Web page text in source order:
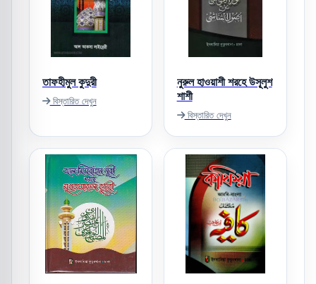
তাফহীমুল কুদুরী
বিস্তারিত দেখুন
নুরুল হাওয়াশী শরহে উসূ্লুশ
শাশী
বিস্তারিত দেখুন